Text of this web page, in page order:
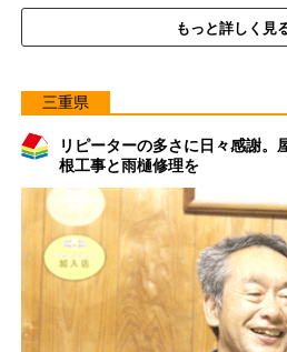
もっと詳しく見
三重県
リピーターの多さに日々感謝。
根工事と雨樋修理を